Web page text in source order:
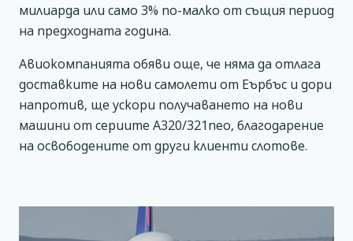
милиарда или само 3% по-малко от същия период
на предходната година.
Авиокомпанията обяви още, че няма да отлага
доставките на нови самолети от Еърбъс и дори
напротив, ще ускори получаването на нови
машини от сериите А320/321neo, благодарение
на освободените от други клиенти слотове.